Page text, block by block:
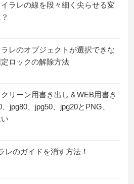
ラレの線を段々細く尖らせる変
ラレのオブジェクトが選択できな
ロックの解除方法
リーン用書き出し＆WEB用書き
jpg80、jpg50、jpg20とPNG、
レのガイドを消す方法！